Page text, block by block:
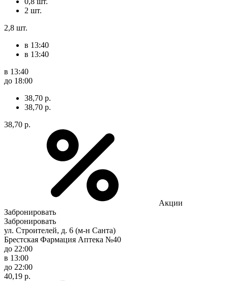
2 шт.
2,8 шт.
в 13:40
в 13:40
в 13:40
до 18:00
38,70 р.
38,70 р.
38,70 р.
Акции
Забронировать
Забронировать
ул. Строителей, д. 6 (м-н Санта)
Брестская Фармация Аптека №40
до 22:00
в 13:00
до 22:00
40,19 р.